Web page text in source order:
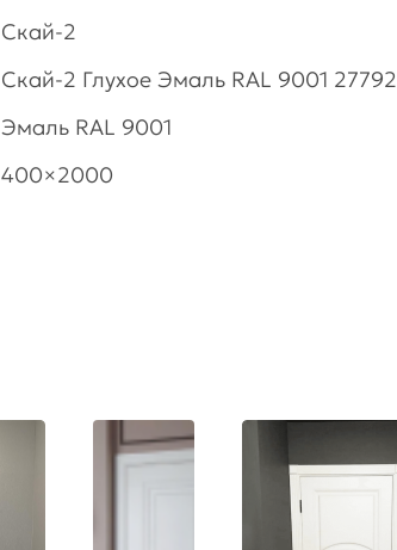
Скай-2
Скай-2 Глухое Эмаль RAL 9001 27792
Эмаль RAL 9001
400×2000